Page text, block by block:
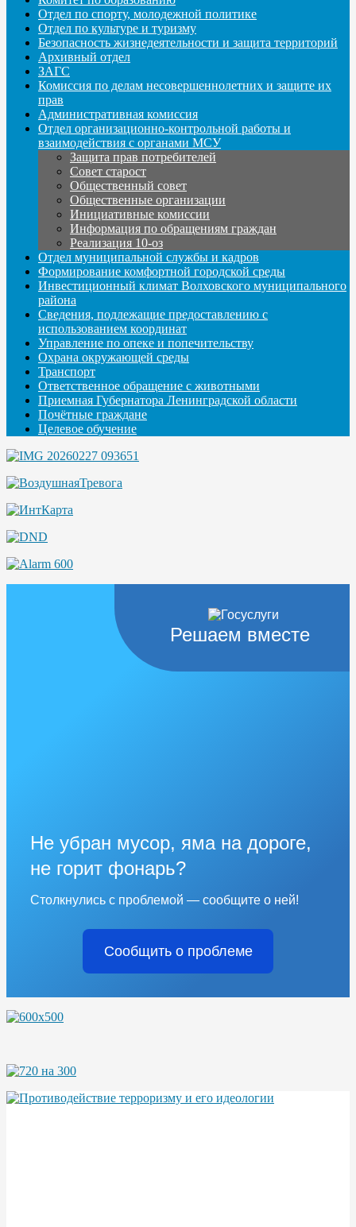
Отдел по спорту, молодежной политике
Отдел по культуре и туризму
Безопасность жизнедеятельности и защита территорий
Архивный отдел
ЗАГС
Комиссия по делам несовершеннолетних и защите их
прав
Административная комиссия
Отдел организационно-контрольной работы и
взаимодействия с органами МСУ
Защита прав потребителей
Совет старост
Общественный совет
Общественные организации
Инициативные комиссии
Информация по обращениям граждан
Реализация 10-оз
Отдел муниципальной службы и кадров
Формирование комфортной городской среды
Инвестиционный климат Волховского муниципального
района
Сведения, подлежащие предоставлению с
использованием координат
Управление по опеке и попечительству
Охрана окружающей среды
Транспорт
Ответственное обращение с животными
Приемная Губернатора Ленинградской области
Почётные граждане
Целевое обучение
Решаем вместе
Не убран мусор, яма на дороге,
не горит фонарь?
Столкнулись с проблемой — сообщите о ней!
Сообщить о проблеме